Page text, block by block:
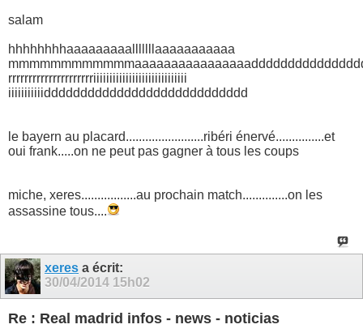
salam
hhhhhhhhaaaaaaaaalllllllaaaaaaaaaaa
rrrrrrrrrrrrrrrrrrrrriiiiiiiiiiiiiiiiiiiiiiiiiiiii
iiiiiiiiiiidddddddddddddddddddddddddddd
le bayern au placard........................ribéri énervé...............et
oui frank.....on ne peut pas gagner à tous les coups
miche, xeres.................au prochain match..............on les
assassine tous....
xeres a écrit:
30/04/2014 15h02
Re : Real madrid infos - news - noticias